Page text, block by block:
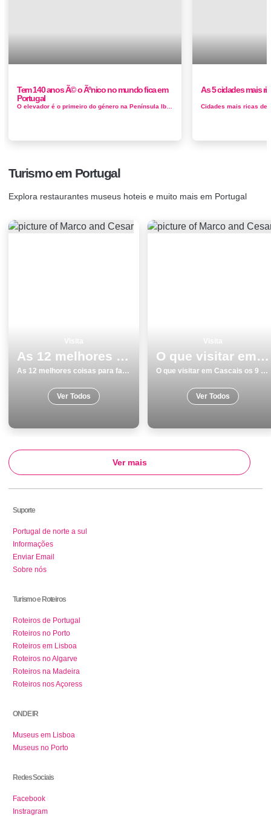
Tem 140 anos Ã© o Ãºnico no mundo fica em
Portugal
O elevador é o primeiro do género na Península Ibérica e o único no mundo em funcionamento com um sistema de contra...
As 5 cidades mais
Turismo em Portugal
Explora restaurantes museus hoteis e muito mais em Portugal
As 12 melhores coisas para fazer e visitar em Matosinhos
As 12 melhores coisas para fazer e visitar em Matosinhos
Ver Todos
O que visitar em Cascais os 9 melhores locais
O que visitar em Cascais os 9 melhores locais
Ver Todos
Ver mais
Suporte
Portugal de norte a sul
Informações
Enviar Email
Sobre nós
Turismo e Roteiros
Roteiros de Portugal
Roteiros no Porto
Roteiros em Lisboa
Roteiros no Algarve
Roteiros na Madeira
Roteiros nos Açoress
ONDE IR
Museus em Lisboa
Museus no Porto
Redes Sociais
Facebook
Instragram